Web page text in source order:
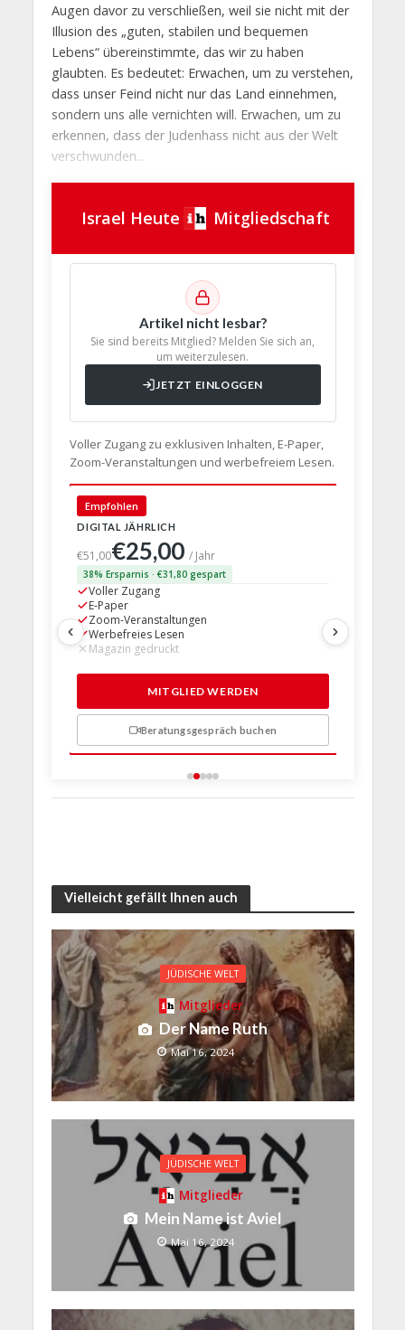
Augen davor zu verschließen, weil sie nicht mit der
Illusion des „guten, stabilen und bequemen
Lebens“ übereinstimmte, das wir zu haben
glaubten. Es bedeutet: Erwachen, um zu verstehen,
dass unser Feind nicht nur das Land einnehmen,
sondern uns alle vernichten will. Erwachen, um zu
erkennen, dass der Judenhass nicht aus der Welt
verschwunden...
Israel Heute Mitgliedschaft
Artikel nicht lesbar?
Sie sind bereits Mitglied? Melden Sie sich an,
um weiterzulesen.
JETZT EINLOGGEN
Voller Zugang zu exklusiven Inhalten, E-Paper,
Zoom-Veranstaltungen und werbefreiem Lesen.
Empfohlen
DIGITAL JÄHRLICH
€51,00€25,00/ Jahr
38% Ersparnis · €31,80 gespart
Voller Zugang
E-Paper
Zoom-Veranstaltungen
Werbefreies Lesen
Magazin gedruckt
MITGLIED WERDEN
Beratungsgespräch buchen
Vielleicht gefällt Ihnen auch
JÜDISCHE WELT
Mitglieder
Der Name Ruth
Mai 16, 2024
JÜDISCHE WELT
Mitglieder
Mein Name ist Aviel
Mai 16, 2024